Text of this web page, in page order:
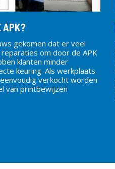
APK?
gekomen dat er veel
om door de APK
klanten minder
keuring. Als werkplaats
verkocht worden
van printbewijzen